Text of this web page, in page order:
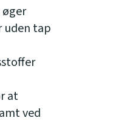
uden tap
at
ved